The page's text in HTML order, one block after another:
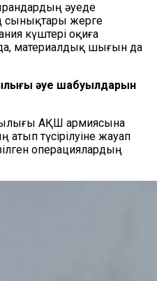
әуеде
сынықтары жерге
күштері оқиға
материалдық шығын да
әуе шабуылдарын
АҚШ армиясына
атып түсірілуіне жауап
операциялардың